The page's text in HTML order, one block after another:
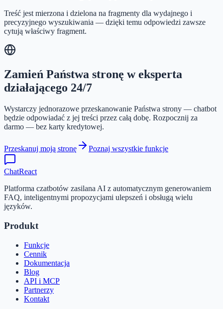
Treść jest mierzona i dzielona na fragmenty dla wydajnego i
precyzyjnego wyszukiwania — dzięki temu odpowiedzi zawsze
cytują właściwy fragment.
Zamień Państwa stronę w eksperta
działającego 24/7
Wystarczy jednorazowe przeskanowanie Państwa strony — chatbot
będzie odpowiadać z jej treści przez całą dobę. Rozpocznij za
darmo — bez karty kredytowej.
Przeskanuj moją stronę Poznaj wszystkie funkcje
ChatReact
Platforma czatbotów zasilana AI z automatycznym generowaniem
FAQ, inteligentnymi propozycjami ulepszeń i obsługą wielu
języków.
Produkt
Funkcje
Cennik
Dokumentacja
Blog
API i MCP
Partnerzy
Kontakt